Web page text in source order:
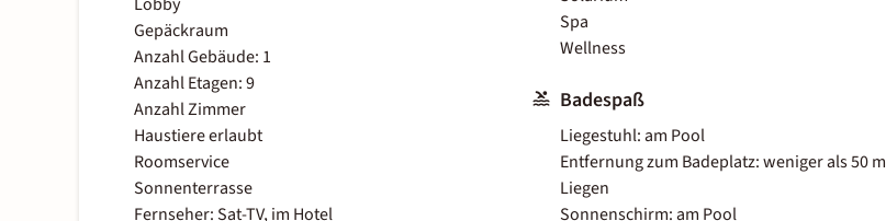
Gepäckraum
Anzahl Gebäude: 1
Anzahl Etagen: 9
Anzahl Zimmer
Haustiere erlaubt
Roomservice
Sonnenterrasse
Fernseher: Sat-TV, im Hotel
Spa
Wellness
Badespaß
Liegestuhl: am Pool
Entfernung zum Badeplatz: weniger als 50 m
Liegen
Sonnenschirm: am Pool